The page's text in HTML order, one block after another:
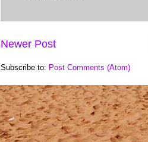
Newer Post
Subscribe to: Post Comments (Atom)